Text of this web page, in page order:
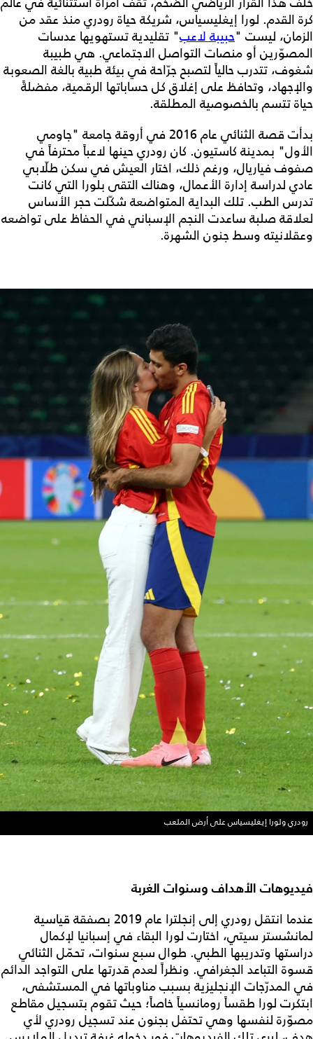
كرة القدم. لورا إيغليسياس، شريكة حياة رودري منذ عقد من
الزمان، ليست "حبيبة لاعب" تقليدية تستهويها عدسات
المصوّرين أو منصات التواصل الاجتماعي. هي طبيبة
شغوف، تتدرب حالياً لتصبح جرّاحة في بيئة طبية بالغة الصعوبة
والإجهاد، وتحافظ على إغلاق كل حساباتها الرقمية، مفضلةً
حياة تتسم بالخصوصية المطلقة.
بدأت قصة الثنائي عام 2016 في أروقة جامعة "جاومي
الأول" بمدينة كاستيون. كان رودري حينها لاعباً محترفاً في
صفوف فياريال، ورغم ذلك، اختار العيش في سكن طلّابي
عادي لدراسة إدارة الأعمال، وهناك التقى بلورا التي كانت
تدرس الطب. تلك البداية المتواضعة شكّلت حجر الأساس
لعلاقة صلبة ساعدت النجم الإسباني في الحفاظ على تواضعه
وعقلانيته وسط جنون الشهرة.
رودري ولورا إيغليسياس على أرض الملعب
فيديوهات الأهداف وسنوات الغربة
عندما انتقل رودري إلى إنجلترا عام 2019 بصفقة قياسية
لمانشستر سيتي، اختارت لورا البقاء في إسبانيا لإكمال
دراستها وتدريبها الطبي. طوال سبع سنوات، تحمّل الثنائي
قسوة التباعد الجغرافي. ونظراً لعدم قدرتها على التواجد الدائم
في المدرّجات الإنجليزية بسبب مناوباتها في المستشفى،
ابتكرت لورا طقساً رومانسياً خاصاً؛ حيث تقوم بتسجيل مقاطع
مصوّرة لنفسها وهي تحتفل بجنون عند تسجيل رودري لأي